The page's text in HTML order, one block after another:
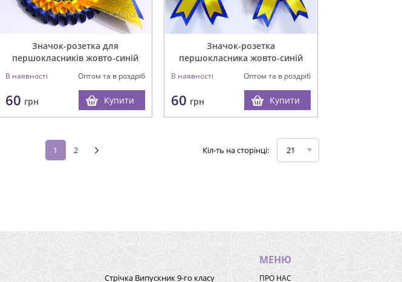
Значок-розетка для
першокласників жовто-синій
В наявності Оптом та в роздріб
60 грн Купити
Значок-розетка
першокласника жовто-синій
В наявності Оптом та в роздріб
60 грн Купити
1 2 Кіл-ть на сторінці: 21
Стрічка Випускник 9-го класу
МЕНЮ
ПРО НАС